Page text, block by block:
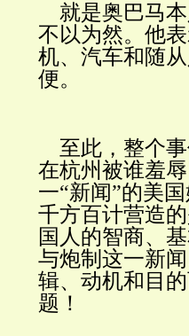
就是奥巴马本
不以为然。他
机、汽车和随
便。
至此，整个事
在杭州被谁羞
一“新闻”的美
千方百计营造
国人的智商、
与炮制这一新
辑、动机和目
题！